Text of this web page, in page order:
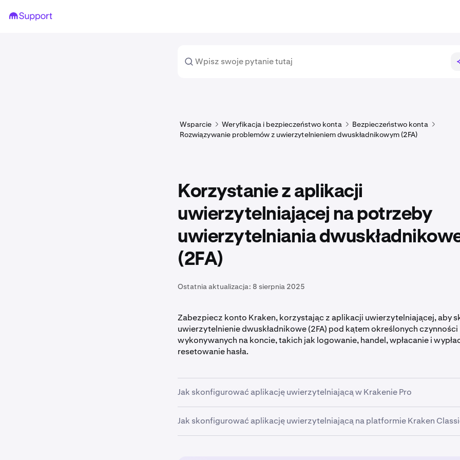
Wsparcie Weryfikacja i bezpieczeństwo konta
Bezpieczeństwo konta
Rozwiązywanie problemów z uwierzytelnieniem dwuskładnikowym (2FA)
Korzystanie z aplikacji
uwierzytelniającej na potrzeby
uwierzytelniania
(2FA)
Ostatnia aktualizacja: 8 sierpnia 2025
Zabezpiecz konto Kraken, korzystając z aplikacji uwierzytelniającej, aby
uwierzytelnienie dwuskładnikowe (2FA) pod kątem określonych czynności
wykonywanych na koncie, takich jak logowanie, handel, wpłacanie i
resetowanie hasła.
Jak skonfigurować aplikację uwierzytelniającą w Krakenie Pro
1
Zaloguj się na konto Kraken i kliknij ikonę profilu w prawym górnym
Następnie wybierzUstawieniai kliknijBezpieczeństwo.
Jak skonfigurować aplikację uwierzytelniającą na platformie Kraken